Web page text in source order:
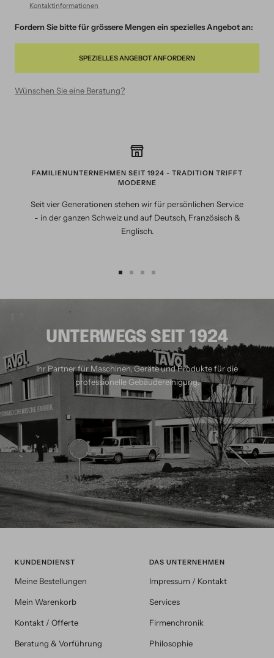
Kontaktinformationen
Fordern Sie bitte für grössere Mengen ein spezielles Angebot an:
SPEZIELLES ANGEBOT ANFORDERN
Wünschen Sie eine Beratung?
FAMILIENUNTERNEHMEN SEIT 1924 - TRADITION TRIFFT
MODERNE
Seit vier Generationen stehen wir für persönlichen Service
- in der ganzen Schweiz und auf Deutsch, Französisch &
Englisch.
UNTERWEGS SEIT 1924
Ihr Partner für Maschinen, Geräte und Produkte für die
professionelle Gebäudereinigung.
KUNDENDIENST
Meine Bestellungen
Mein Warenkorb
Kontakt / Offerte
Beratung & Vorführung
DAS UNTERNEHMEN
Impressum / Kontakt
Services
Firmenchronik
Philosophie